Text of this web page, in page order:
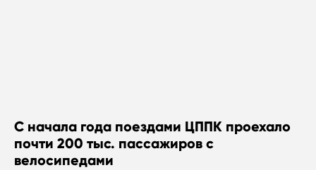
С начала года поездами ЦППК проехало
почти 200 тыс. пассажиров с
велосипедами